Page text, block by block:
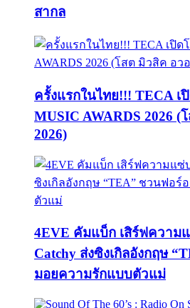
สากล
ครั้งแรกในไทย!!! TECA เ
MUSIC AWARDS 2026 (
2026)
4EVE คัมแบ็ก เสิร์ฟความ
Catchy ส่งซิงเกิลอังกฤษ
มอยความรักแบบตัวแม่